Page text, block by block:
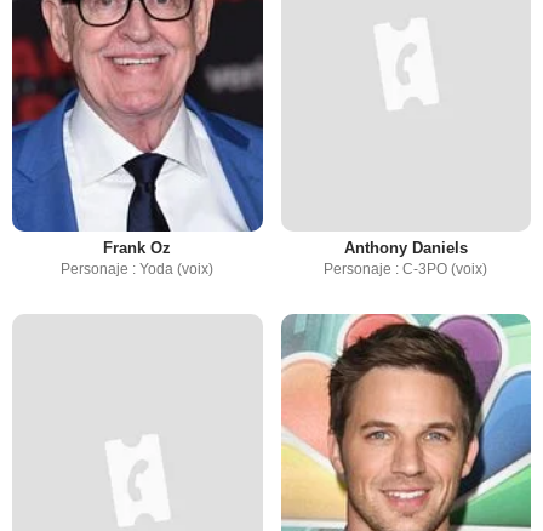
Frank Oz
Personaje : Yoda (voix)
Anthony Daniels
Personaje : C-3PO (voix)